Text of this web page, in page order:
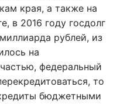
края, а также на
в 2016 году госдолг
рублей, из
на
федеральный
то
бюджетными